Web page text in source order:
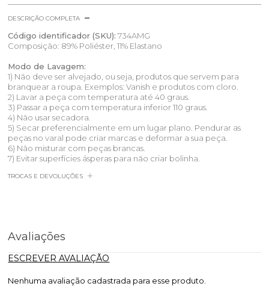
DESCRIÇÃO COMPLETA
Código identificador (SKU): 734AMG
Composição: 89% Poliéster, 11% Elastano
Modo de Lavagem:
1) Não deve ser alvejado, ou seja, produtos que servem para
branquear a roupa. Exemplos: Vanish e produtos com cloro.
2) Lavar a peça com temperatura até 40 graus.
3) Passar a peça com temperatura inferior 110 graus.
4) Não usar secadora.
5) Secar preferencialmente em um lugar plano. Pendurar as
peças no varal pode criar marcas e deformar a sua peça.
6) Não misturar com peças brancas.
7) Evitar superfícies ásperas para não criar bolinha.
TROCAS E DEVOLUÇÕES
Avaliações
ESCREVER AVALIAÇÃO
Nenhuma avaliação cadastrada para esse produto.